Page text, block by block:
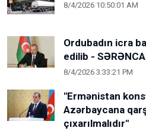
8/4/2026 10:50:01 AM
Ordubadın icra
edilib -
8/4/2026 3:33:21 PM
"Ermənistan
Azərbaycana
çıxarılmalıdır"